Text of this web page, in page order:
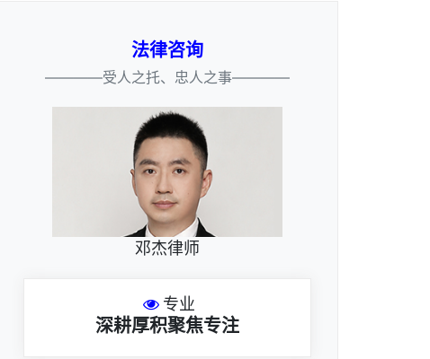
法律咨询
————受人之托、忠人之事————
邓杰律师
专业
深耕厚积聚焦专注